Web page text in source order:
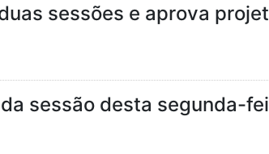
sessões e aprova
sessão desta segunda-